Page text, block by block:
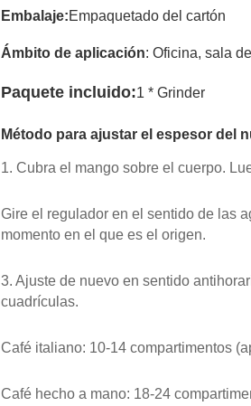
Embalaje:Empaquetado del cartón
Ámbito de aplicación: Oficina, sala
Paquete incluido:1 * Grinder
Método para ajustar el espesor del
1. Cubra el mango sobre el cuerpo.
Gire el regulador en el sentido de las
momento en el que es el origen.
3. Ajuste de nuevo en sentido
cuadrículas.
Café italiano: 10-14 compartimentos
Café hecho a mano: 18-24